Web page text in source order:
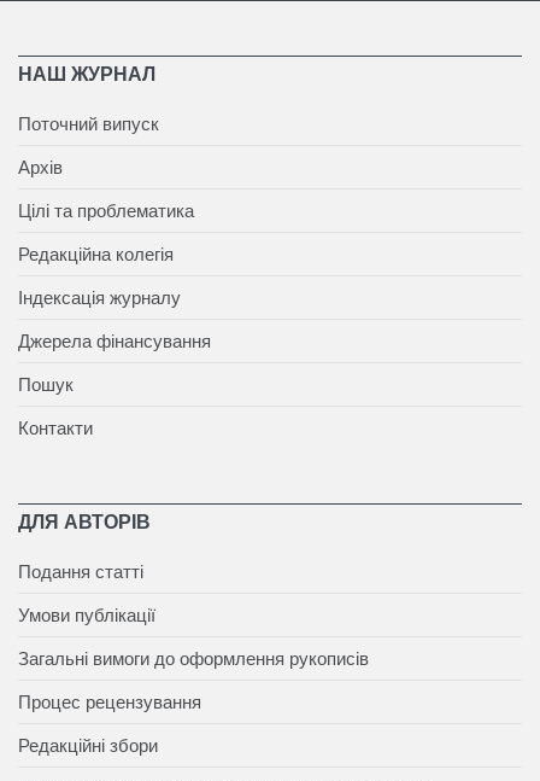
НАШ ЖУРНАЛ
Поточний випуск
Архів
Цілі та проблематика
Редакційна колегія
Індексація журналу
Джерела фінансування
Пошук
Контакти
ДЛЯ АВТОРІВ
Подання статті
Умови публікації
Загальні вимоги до оформлення рукописів
Процес рецензування
Редакційні збори